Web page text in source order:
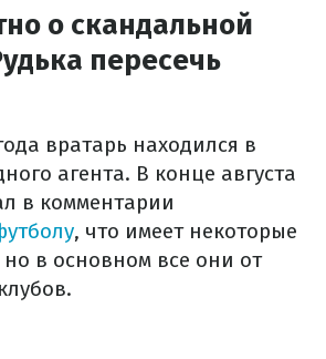
о скандальной
пересечь
вратарь находился в
агента. В конце августа
в комментарии
, что имеет некоторые
в основном все они от